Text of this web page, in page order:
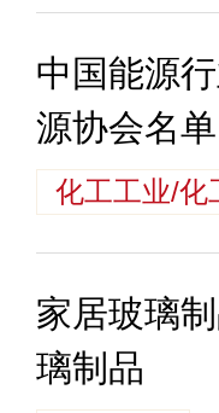
中国能源
源协会名单
化工工业/化
家居玻璃
璃制品